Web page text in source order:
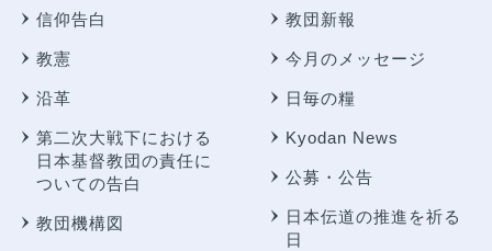
信仰告白
教憲
沿革
第二次大戦下における
日本基督教団の責任に
ついての告白
教団機構図
教団新報
今月のメッセージ
日毎の糧
Kyodan News
公募・公告
日本伝道の推進を祈る
日